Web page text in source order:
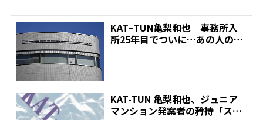
KATｰTUN亀梨和也 事務所入
所25年目でついに…あの人の自
KAT-TUN 亀梨和也、ジュニア
マンション発案者の矜持「スタ